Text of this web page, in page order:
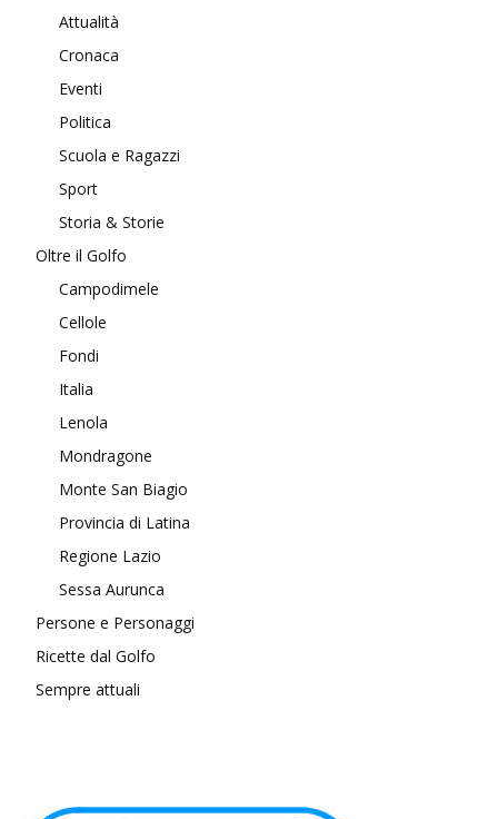
Attualità
Cronaca
Eventi
Politica
Scuola e Ragazzi
Sport
Storia & Storie
Oltre il Golfo
Campodimele
Cellole
Fondi
Italia
Lenola
Mondragone
Monte San Biagio
Provincia di Latina
Regione Lazio
Sessa Aurunca
Persone e Personaggi
Ricette dal Golfo
Sempre attuali